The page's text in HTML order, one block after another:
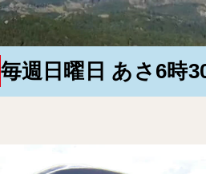
毎週日曜日 あさ6時